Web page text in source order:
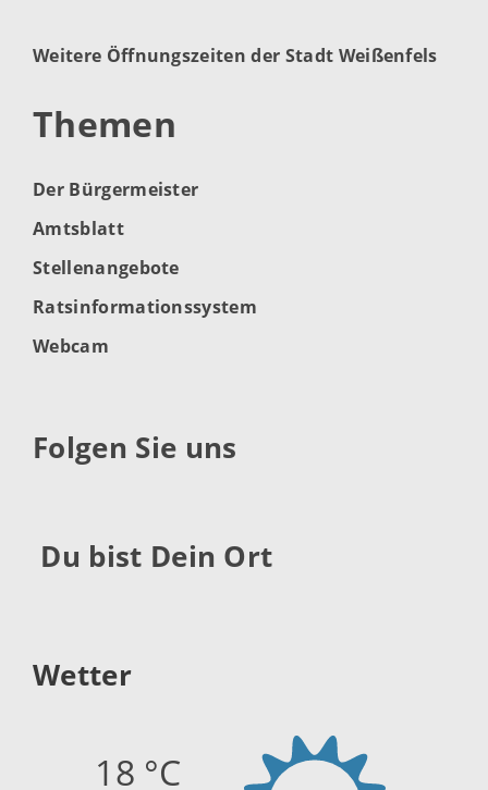
Weitere Öffnungszeiten der Stadt Weißenfels
Themen
Der Bürgermeister
Amtsblatt
Stellenangebote
Ratsinformationssystem
Webcam
Folgen Sie uns
Du bist Dein Ort
Wetter
18 °C